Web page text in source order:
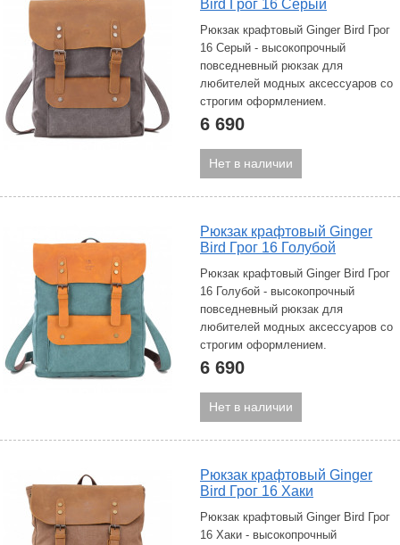
Bird Грог 16 Серый
Рюкзак крафтовый Ginger Bird Грог
16 Серый - высокопрочный
повседневный рюкзак для
любителей модных аксессуаров со
строгим оформлением.
6 690
Нет в наличии
Рюкзак крафтовый Ginger
Bird Грог 16 Голубой
Рюкзак крафтовый Ginger Bird Грог
16 Голубой - высокопрочный
повседневный рюкзак для
любителей модных аксессуаров со
строгим оформлением.
6 690
Нет в наличии
Рюкзак крафтовый Ginger
Bird Грог 16 Хаки
Рюкзак крафтовый Ginger Bird Грог
16 Хаки - высокопрочный